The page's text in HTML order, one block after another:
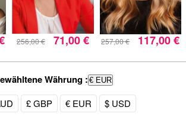
256,00 € 71,00 € 257,00 € 117,00 €
Währung :€ EUR
£ GBP € EUR $ USD